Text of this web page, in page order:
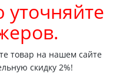
товар на нашем сайте
скидку 2%!